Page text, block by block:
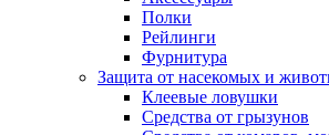
Полки
Рейлинги
Фурнитура
Защита от насекомых и
Клеевые ловушки
Средства от грызунов